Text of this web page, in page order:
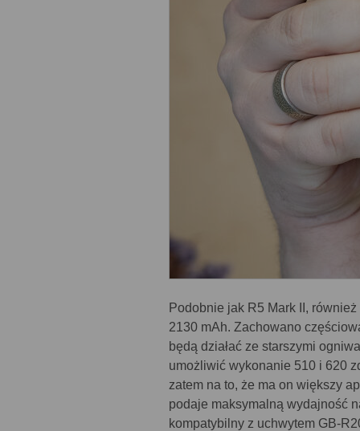
Podobnie jak R5 Mark II,
2130 mAh. Zachowano
będą działać ze starszymi
umożliwić wykonanie 510 i 620
zatem na to, że ma on większy
podaje maksymalną wydajność
kompatybilny z uchwytem GB-